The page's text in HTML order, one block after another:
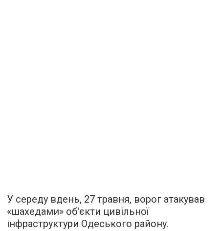
У середу вдень, 27 травня, ворог атакував
«шахедами» об'єкти цивільної
інфраструктури Одеського району.